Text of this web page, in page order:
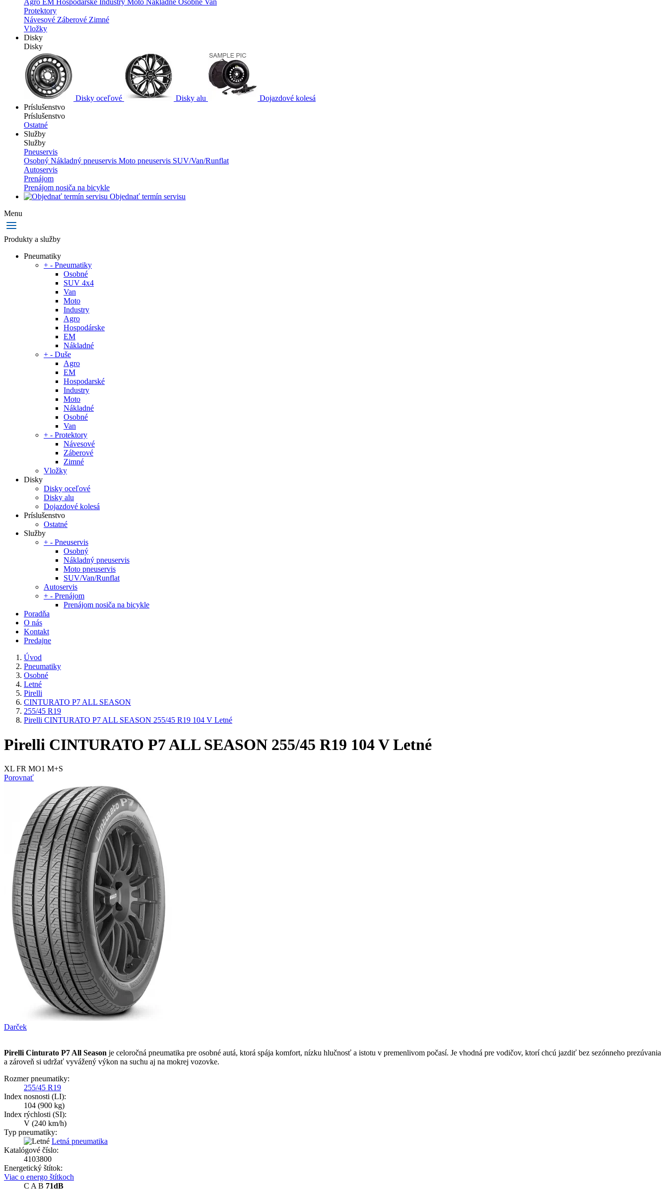
Agro EM Hospodarské Industry Moto Nákladné Osobné Van
Protektory
Návesové Záberové Zimné
Vložky
Disky
Disky
Disky oceľové Disky alu
Dojazdové kolesá
Príslušenstvo
Príslušenstvo
Ostatné
Služby
Služby
Pneuservis
Osobný Nákladný pneuservis Moto pneuservis SUV/Van/Runflat
Autoservis
Prenájom
Prenájom nosiča na bicykle
Objednať termín servisu
Menu
Produkty a služby
Pneumatiky
+ - Pneumatiky
Osobné
SUV 4x4
Van
Moto
Industry
Agro
Hospodárske
EM
Nákladné
+ - Duše
Agro
EM
Hospodarské
Industry
Moto
Nákladné
Osobné
Van
+ - Protektory
Návesové
Záberové
Zimné
Vložky
Disky
Disky oceľové
Disky alu
Dojazdové kolesá
Príslušenstvo
Ostatné
Služby
+ - Pneuservis
Osobný
Nákladný pneuservis
Moto pneuservis
SUV/Van/Runflat
Autoservis
+ - Prenájom
Prenájom nosiča na bicykle
Poradňa
O nás
Kontakt
Predajne
Úvod
Pneumatiky
Osobné
Letné
Pirelli
CINTURATO P7 ALL SEASON
255/45 R19
Pirelli CINTURATO P7 ALL SEASON 255/45 R19 104 V Letné
Pirelli CINTURATO P7 ALL SEASON 255/45 R19 104 V Letné
XL FR MO1 M+S
Porovnať
Darček
Pirelli Cinturato P7 All Season je celoročná pneumatika pre osobné autá, ktorá spája komfort, nízku hlučnosť a istotu v premenlivom počasí. Je vhodná pre vodičov, ktorí chcú jazdiť bez sezónneho prezúvania
a zároveň si udržať vyvážený výkon na suchu aj na mokrej vozovke.
Rozmer pneumatiky:
255/45 R19
Index nosnosti (LI):
104 (900 kg)
Index rýchlosti (SI):
V (240 km/h)
Typ pneumatiky:
Letná pneumatika
Katalógové číslo:
4103800
Energetický štítok:
Viac o energo štítkoch
C A B 71dB